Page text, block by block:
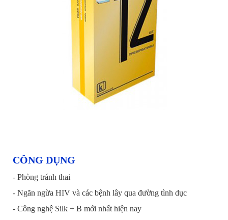
CÔNG DỤNG
- Phòng tránh thai
- Ngăn ngừa HIV và các bệnh lây qua đường tình dục
- Công nghệ Silk + B mới nhất hiện nay